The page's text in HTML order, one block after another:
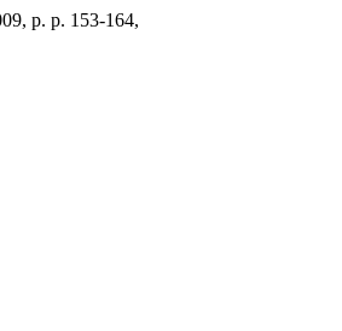
p. p. 153-164,